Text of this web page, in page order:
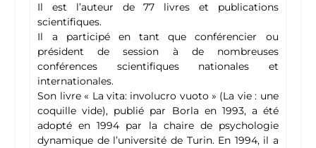
Il est l’auteur de 77 livres et publications
scientifiques.
Il a participé en tant que conférencier ou
président de session à de nombreuses
conférences scientifiques nationales et
internationales.
Son livre « La vita: involucro vuoto » (La vie : une
coquille vide), publié par Borla en 1993, a été
adopté en 1994 par la chaire de psychologie
dynamique de l’université de Turin. En 1994, il a